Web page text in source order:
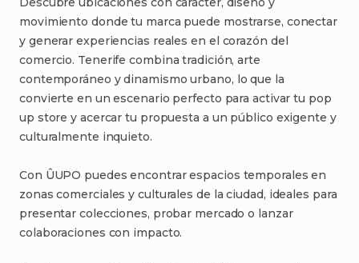
movimiento donde tu marca puede mostrarse​,​ conectar
y generar experiencias reales en el corazón del
comercio. Tenerife combina tradición​,​ arte
contemporáneo y dinamismo urbano​,​ lo que la
convierte en un escenario perfecto para activar tu pop
up store y acercar tu propuesta a un público exigente y
culturalmente inquieto.
Con ÛUPO puedes encontrar espacios temporales en
zonas comerciales y culturales de la ciudad​,​ ideales para
presentar colecciones​,​ probar mercado o lanzar
colaboraciones con impacto.